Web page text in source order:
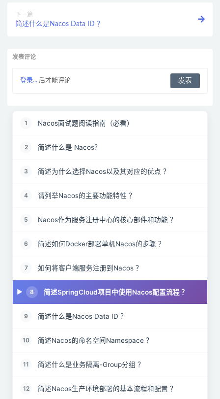
下一篇
简述什么是Nacos Data ID ？
发表评论
登录... 后才能评论
1 Nacos面试题阅读指南（必看）
2 简述什么是 Nacos？
3 简述为什么选择Nacos以及其对应的优点 ？
4 请列举Nacos的主要功能特性 ？
5 Nacos作为服务注册中心的核心部件和功能 ？
6 简述如何Docker部署单机Nacos的步骤 ？
7 如何将客户端服务注册到Nacos ？
8 简述SpringCloud项目中使用Nacos配置流程 ？
9 简述什么是Nacos Data ID ？
10 简述Nacos的命名空间Namespace ？
11 简述什么是业务隔离-Group分组 ？
12 简述Nacos生产环境部署的基本流程和配置 ？